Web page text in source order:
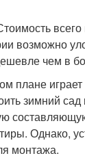
всего
возможно
чем в
плане
зимний сад
Однако,
монтажа.